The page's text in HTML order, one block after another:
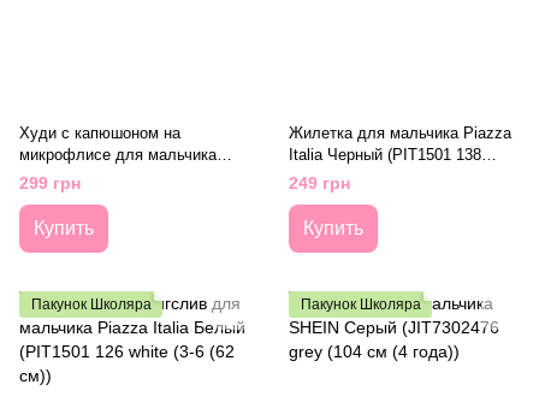
Худи с капюшоном на
микрофлисе для мальчика
Piazza Italia Синий (PIT1501
148 blue (12-18 мес (82 см))
299 грн
Купить
Жилетка для мальчика Piazza
Italia Черный (PIT1501 138
black (6-9 мес (74 см))
249 грн
Купить
Пакунок Школяра Пакунок Школяра